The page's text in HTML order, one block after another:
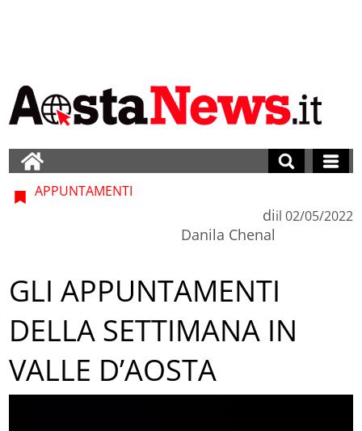
APPUNTAMENTI
di
Danila Chenal
il 02/05/2022
GLI APPUNTAMENTI
DELLA SETTIMANA IN
VALLE D’AOSTA